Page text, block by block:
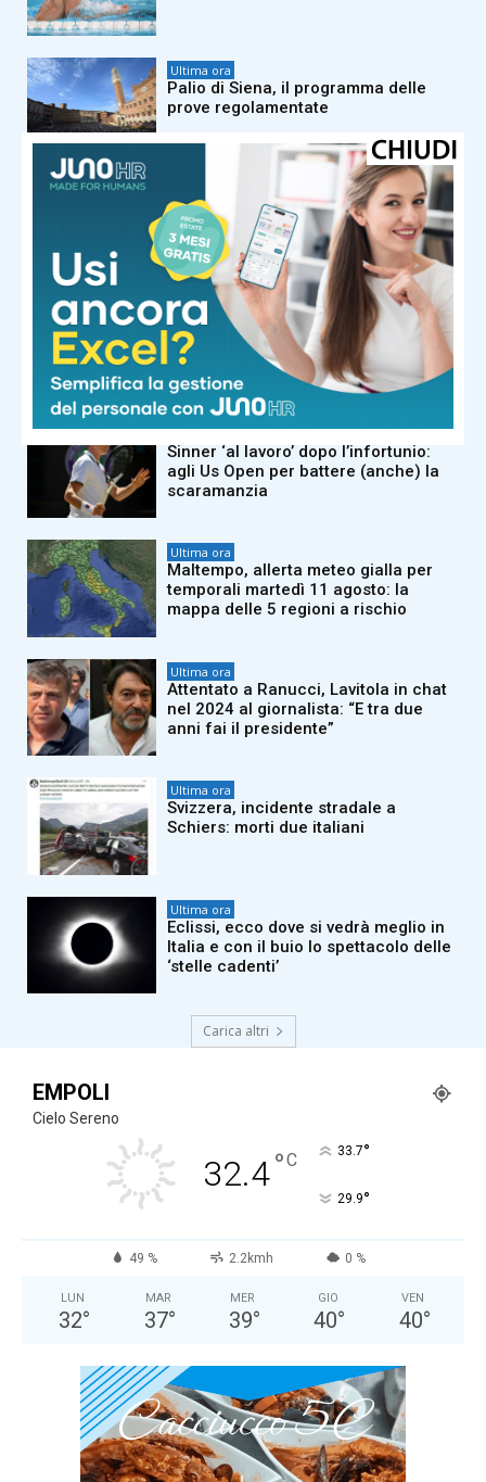
Ultima ora
Palio di Siena, il programma delle
prove regolamentate
Furlani: “La mia stagione finisce qui,
sto vivendo un periodo di mancanza
di fiducia”
Ultima ora
Salvini contestato al concerto per De
Andrè, la replica e l’attacco della
nipote Alice: “Mio nonno gli avrebbe
chiesto che cosa ci faceva lì”
Ultima ora
Sinner ‘al lavoro’ dopo l’infortunio:
agli Us Open per battere (anche) la
scaramanzia
Ultima ora
Maltempo, allerta meteo gialla per
temporali martedì 11 agosto: la
mappa delle 5 regioni a rischio
Ultima ora
Attentato a Ranucci, Lavitola in chat
nel 2024 al giornalista: “E tra due
anni fai il presidente”
Ultima ora
Svizzera, incidente stradale a
Schiers: morti due italiani
Ultima ora
Eclissi, ecco dove si vedrà meglio in
Italia e con il buio lo spettacolo delle
‘stelle cadenti’
Carica altri
EMPOLI
Cielo Sereno
32.4°C 33.7°
29.9°
49 % 2.2kmh 0 %
LUN
32°
MAR
37°
MER
39°
GIO
40°
VEN
40°